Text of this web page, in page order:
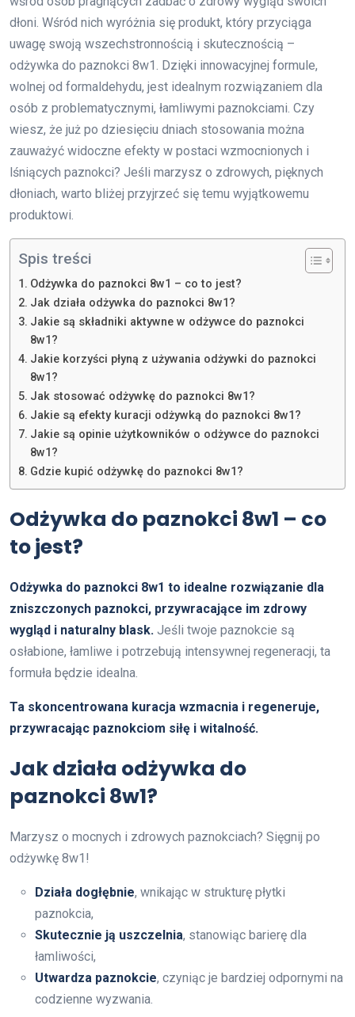
dłoni. Wśród nich wyróżnia się produkt, który przyciąga
uwagę swoją wszechstronnością i skutecznością –
odżywka do paznokci 8w1. Dzięki innowacyjnej formule,
wolnej od formaldehydu, jest idealnym rozwiązaniem dla
osób z problematycznymi, łamliwymi paznokciami. Czy
wiesz, że już po dziesięciu dniach stosowania można
zauważyć widoczne efekty w postaci wzmocnionych i
lśniących paznokci? Jeśli marzysz o zdrowych, pięknych
dłoniach, warto bliżej przyjrzeć się temu wyjątkowemu
produktowi.
Spis treści
Odżywka do paznokci 8w1 – co to jest?
Jak działa odżywka do paznokci 8w1?
Jakie są składniki aktywne w odżywce do paznokci
8w1?
Jakie korzyści płyną z używania odżywki do paznokci
8w1?
Jak stosować odżywkę do paznokci 8w1?
Jakie są efekty kuracji odżywką do paznokci 8w1?
Jakie są opinie użytkowników o odżywce do paznokci
8w1?
Gdzie kupić odżywkę do paznokci 8w1?
Odżywka do paznokci 8w1 – co
to jest?
Odżywka do paznokci 8w1 to idealne rozwiązanie dla
zniszczonych paznokci, przywracające im zdrowy
wygląd i naturalny blask. Jeśli twoje paznokcie są
osłabione, łamliwe i potrzebują intensywnej regeneracji, ta
formuła będzie idealna.
Ta skoncentrowana kuracja wzmacnia i regeneruje,
przywracając paznokciom siłę i witalność.
Jak działa odżywka do
paznokci 8w1?
Marzysz o mocnych i zdrowych paznokciach? Sięgnij po
odżywkę 8w1!
Działa dogłębnie, wnikając w strukturę płytki
paznokcia,
Skutecznie ją uszczelnia, stanowiąc barierę dla
łamliwości,
Utwardza paznokcie, czyniąc je bardziej odpornymi na
codzienne wyzwania.